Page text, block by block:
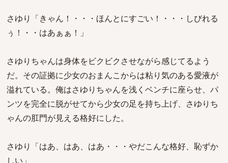
さゆり「きゃん！・・・ほんとにすごい！・・・しびれる
ぅ！・・はあぁぁ！」
さゆりちゃんは身体をビクビクさせながら感じてるよう
だ。その証拠に少女のおまんこからは粘り気のある愛液が
溢れている。俺はさゆりちゃんを浅くベンチに座らせ、パ
ンツを完全に脱がせてから少女の足を持ち上げ、さゆりち
ゃんの肛門が見える格好にした。
さゆり「はあ、はあ、はあ・・・やだこんな格好、恥ずか
しい」